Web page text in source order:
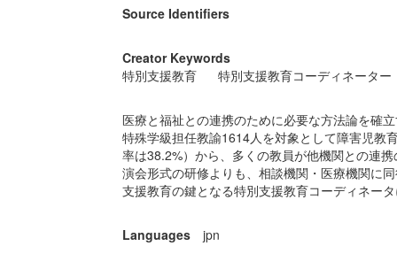
Source Identifiers
Creator Keywords
特別支援教育
特別支援教育コーディネーター
医療と福祉との連携のために必要な方法論を確
特殊学級担任教諭1614人を対象として障害児教
率は38.2%）から、多くの教員が他機関との連
演会形式の研修よりも、相談機関・医療機関に
支援教育の鍵となる特別支援教育コーディネー
Languages jpn